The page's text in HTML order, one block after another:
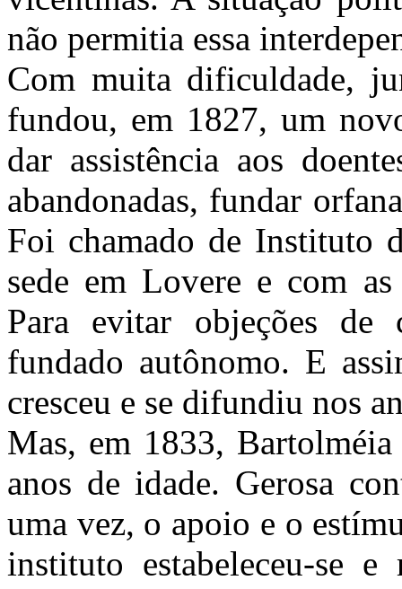
não permitia essa
Com muita dificuldade,
fundou, em 1827, um
dar assistência aos
abandonadas, fundar
Foi chamado de Instituto
sede em Lovere e com
Para evitar objeções
fundado autônomo. E
cresceu e se difundiu nos
Mas, em 1833,
anos de idade. Gerosa
uma vez, o apoio e o
instituto estabeleceu-se e